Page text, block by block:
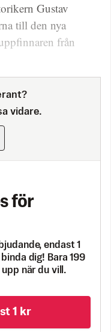
Gustav
till den nya
från
vidare.
för
endast 1
dig! Bara 199
när du vill.
1 kr